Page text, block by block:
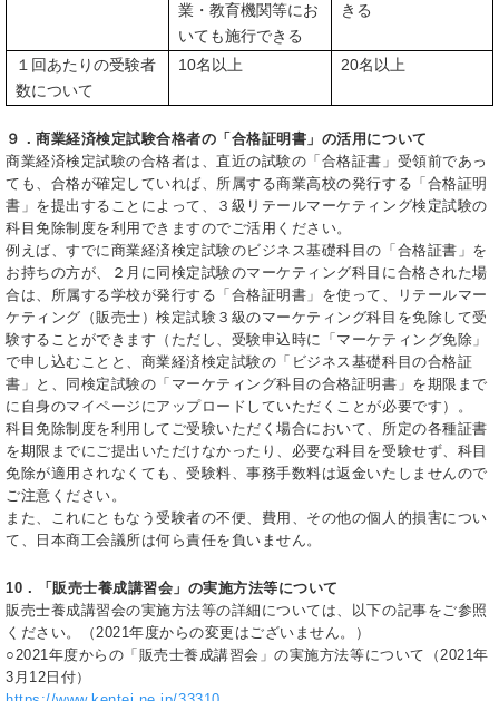
業・教育機関等にお
いても施行できる
きる
１回あたりの受験者
数について
10名以上 20名以上
９．商業経済検定試験合格者の「合格証明書」の活用について
商業経済検定試験の合格者は、直近の試験の「合格証書」受領前であっ
ても、合格が確定していれば、所属する商業高校の発行する「合格証明
書」を提出することによって、３級リテールマーケティング検定試験の
科目免除制度を利用できますのでご活用ください。
例えば、すでに商業経済検定試験のビジネス基礎科目の「合格証書」を
お持ちの方が、２月に同検定試験のマーケティング科目に合格された場
合は、所属する学校が発行する「合格証明書」を使って、リテールマー
ケティング（販売士）検定試験３級のマーケティング科目を免除して受
験することができます（ただし、受験申込時に「マーケティング免除」
で申し込むことと、商業経済検定試験の「ビジネス基礎科目の合格証
書」と、同検定試験の「マーケティング科目の合格証明書」を期限まで
に自身のマイページにアップロードしていただくことが必要です）。
科目免除制度を利用してご受験いただく場合において、所定の各種証書
を期限までにご提出いただけなかったり、必要な科目を受験せず、科目
免除が適用されなくても、受験料、事務手数料は返金いたしませんので
ご注意ください。
また、これにともなう受験者の不便、費用、その他の個人的損害につい
て、日本商工会議所は何ら責任を負いません。
10．「販売士養成講習会」の実施方法等について
販売士養成講習会の実施方法等の詳細については、以下の記事をご参照
ください。（2021年度からの変更はございません。）
○2021年度からの「販売士養成講習会」の実施方法等について（2021年
3月12日付）